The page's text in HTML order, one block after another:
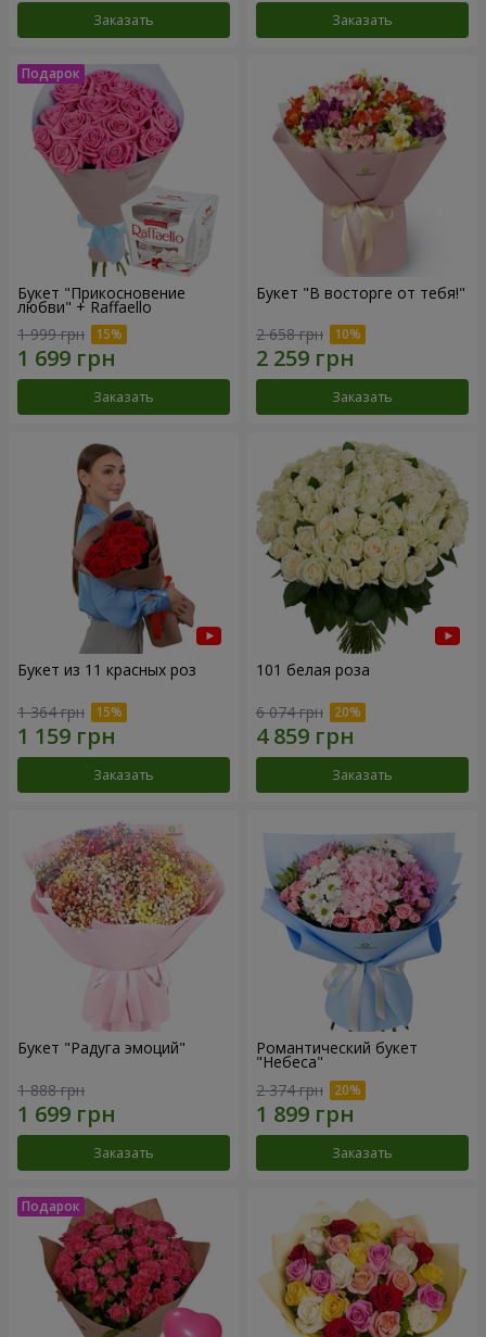
Заказать Заказать
Букет "Прикосновение
любви" + Raffaello
1 999 грн
Заказать
Букет "В восторге от тебя!"
2 658 грн
Заказать
Букет из 11 красных роз
1 364 грн
Заказать
101 белая роза
6 074 грн
Заказать
Букет "Радуга эмоций"
1 888 грн
Заказать
Романтический букет
"Небеса"
2 374 грн
Заказать